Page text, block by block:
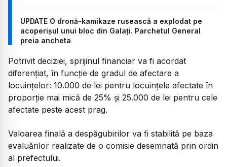
UPDATE O dronă-kamikaze rusească a explodat pe
acoperișul unui bloc din Galați. Parchetul General
preia ancheta
Potrivit deciziei, sprijinul financiar va fi acordat
diferențiat, în funcție de gradul de afectare a
locuințelor: 10.000 de lei pentru locuințele afectate în
proporție mai mică de 25% și 25.000 de lei pentru cele
afectate peste acest prag.
Valoarea finală a despăgubirilor va fi stabilită pe baza
evaluărilor realizate de o comisie desemnată prin ordin
al prefectului.